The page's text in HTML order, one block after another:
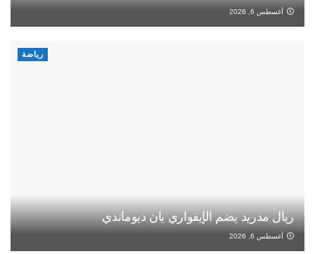
أغسطس 6, 2026
رياضة
ريال مدريد يضم الإيفواري يان ديوماندي
أغسطس 6, 2026